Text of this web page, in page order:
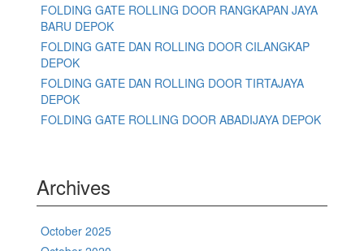
FOLDING GATE ROLLING DOOR RANGKAPAN JAYA
BARU DEPOK
FOLDING GATE DAN ROLLING DOOR CILANGKAP
DEPOK
FOLDING GATE DAN ROLLING DOOR TIRTAJAYA
DEPOK
FOLDING GATE ROLLING DOOR ABADIJAYA DEPOK
Archives
October 2025